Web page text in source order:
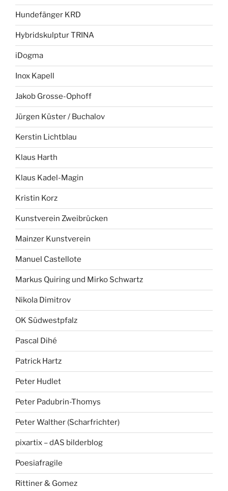
Hundefänger KRD
Hybridskulptur TRINA
iDogma
Inox Kapell
Jakob Grosse-Ophoff
Jürgen Küster / Buchalov
Kerstin Lichtblau
Klaus Harth
Klaus Kadel-Magin
Kristin Korz
Kunstverein Zweibrücken
Mainzer Kunstverein
Manuel Castellote
Markus Quiring und Mirko Schwartz
Nikola Dimitrov
OK Südwestpfalz
Pascal Dihé
Patrick Hartz
Peter Hudlet
Peter Padubrin-Thomys
Peter Walther (Scharfrichter)
pixartix – dAS bilderblog
Poesiafragile
Rittiner & Gomez